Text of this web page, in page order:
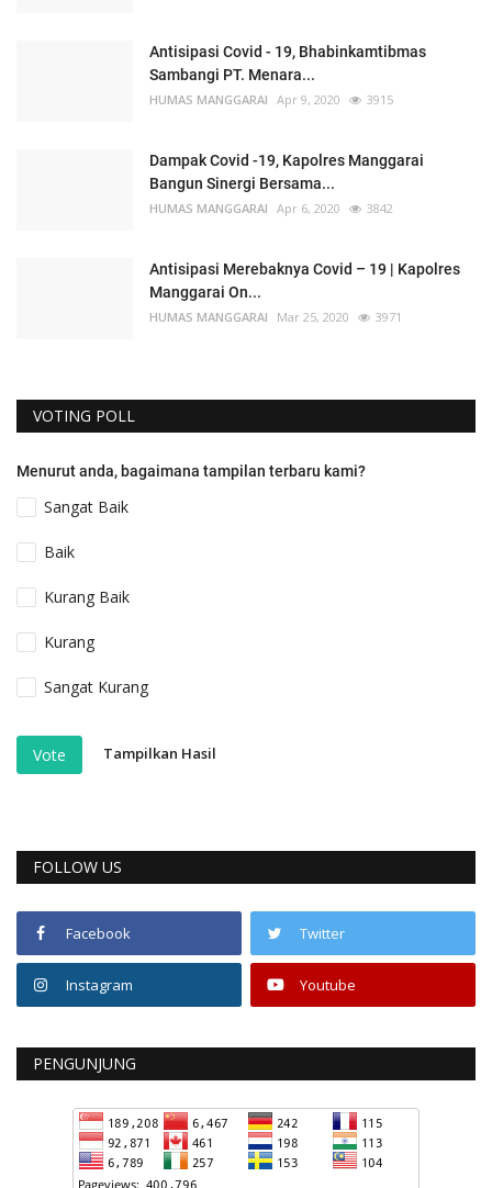
Antisipasi Covid - 19, Bhabinkamtibmas
Sambangi PT. Menara...
HUMAS MANGGARAI Apr 9, 2020 3915
Dampak Covid -19, Kapolres Manggarai
Bangun Sinergi Bersama...
HUMAS MANGGARAI Apr 6, 2020 3842
Antisipasi Merebaknya Covid – 19 | Kapolres
Manggarai On...
HUMAS MANGGARAI Mar 25, 2020 3971
VOTING POLL
Menurut anda, bagaimana tampilan terbaru kami?
Sangat Baik
Baik
Kurang Baik
Kurang
Sangat Kurang
Vote Tampilkan Hasil
FOLLOW US
Facebook Twitter
Instagram Youtube
PENGUNJUNG